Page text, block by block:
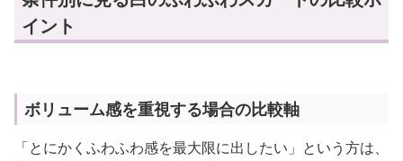
イント
ボリューム感を重視する場合の比較軸
「とにかくふわふわ感を最大限に出したい」という方は、